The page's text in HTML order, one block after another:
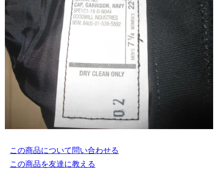
この商品について問い合わせる
この商品を友達に教える